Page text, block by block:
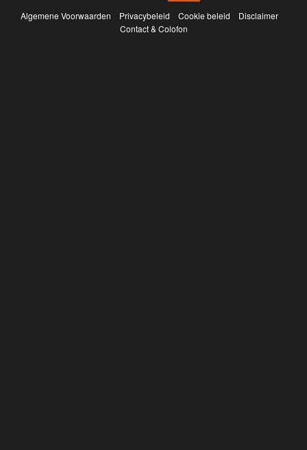
Algemene Voorwaarden Privacybeleid Cookie beleid
Disclaimer
Contact & Colofon